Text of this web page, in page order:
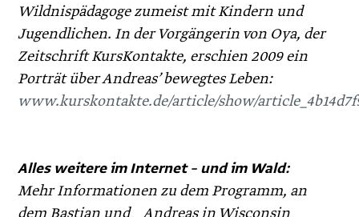
Wildnispädagoge zumeist mit Kindern und
Jugendlichen. In der Vorgängerin von Oya, der
Zeitschrift KursKontakte, erschien 2009 ein
Porträt über Andreas’ bewegtes Leben:
www.kurskontakte.de/article/show/
Alles weitere im Internet – und im Wald:
Mehr Informationen zu dem Programm, an